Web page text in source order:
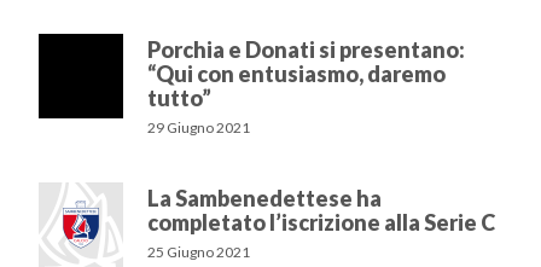
Porchia e Donati si presentano:
“Qui con entusiasmo, daremo
tutto”
29 Giugno 2021
La Sambenedettese ha
completato l’iscrizione alla Serie C
25 Giugno 2021